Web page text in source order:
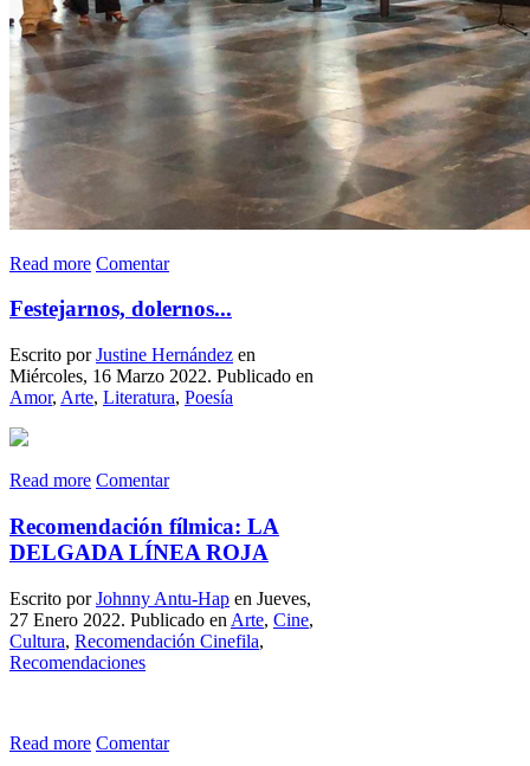
Read more Comentar
Festejarnos, dolernos...
Escrito porJustine Hernández en
Miércoles, 16 Marzo 2022. Publicado en
Amor, Arte, Literatura, Poesía
Read more Comentar
Recomendación fílmica: LA
DELGADA LÍNEA ROJA
Escrito porJohnny Antu-Hap en Jueves,
27 Enero 2022. Publicado en Arte, Cine,
Cultura, Recomendación Cinefila,
Recomendaciones
Read more Comentar